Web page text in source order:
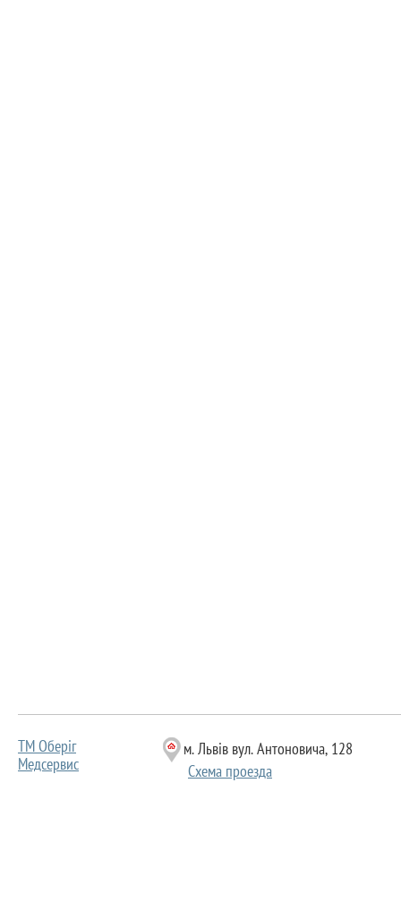
ТМ Оберіг
Медсервис
м. Львів вул. Антоновича, 128
Схема проезда